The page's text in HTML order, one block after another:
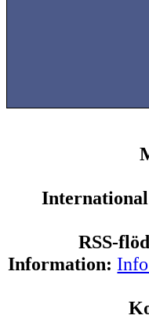
RSS-
Information: